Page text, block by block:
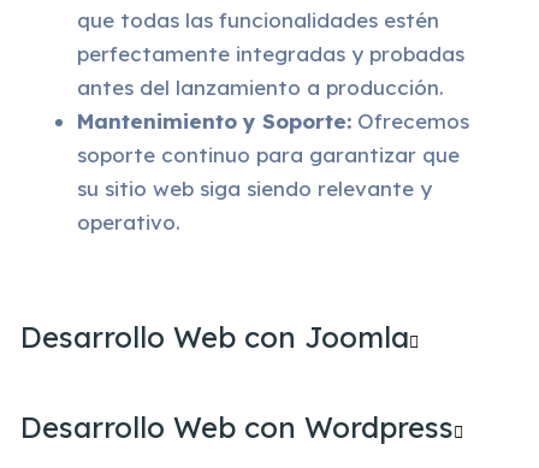
que todas las funcionalidades estén
perfectamente integradas y probadas
antes del lanzamiento a producción.
Mantenimiento y Soporte: Ofrecemos
soporte continuo para garantizar que
su sitio web siga siendo relevante y
operativo.
Desarrollo Web con Joomla
Desarrollo Web con Wordpress